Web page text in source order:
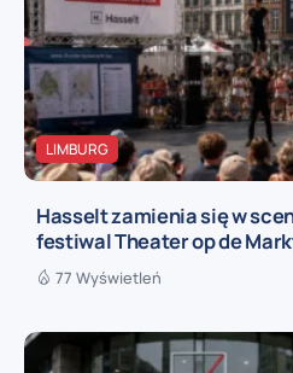
LIMBURG
Hasselt zamienia się w
festiwal Theater op de
77 Wyświetleń